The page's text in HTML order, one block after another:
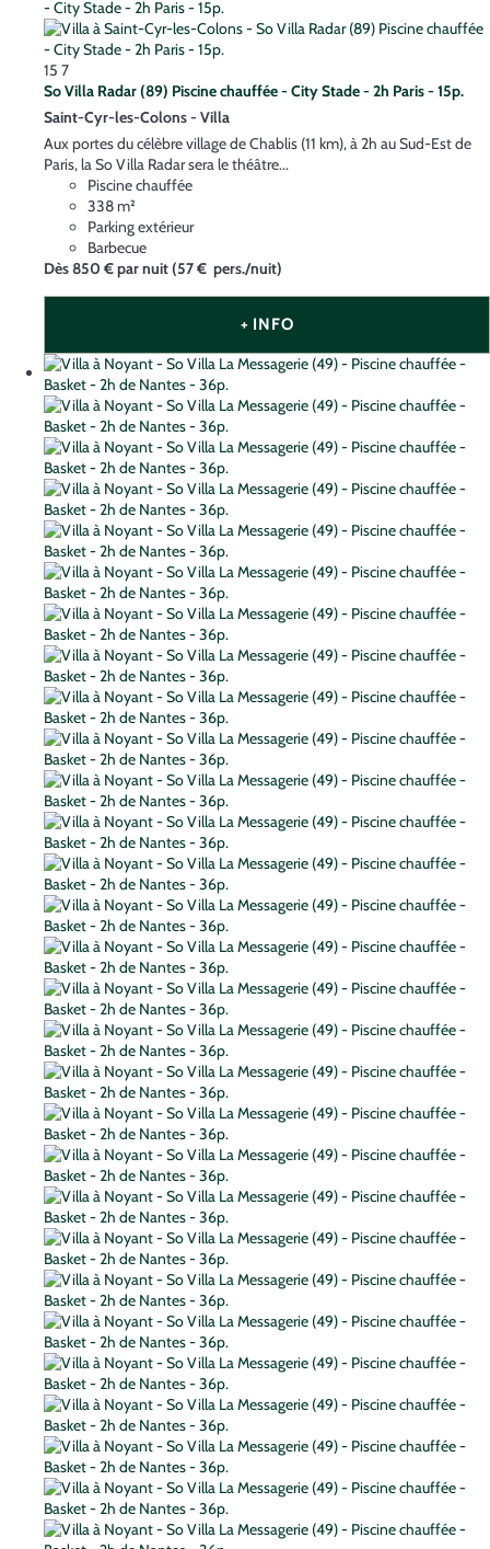
15 7
So Villa Radar (89) Piscine chauffée - City Stade - 2h Paris - 15p.
Saint-Cyr-les-Colons - Villa
Aux portes du célèbre village de Chablis (11 km), à 2h au Sud-Est de
Paris, la So Villa Radar sera le théâtre...
Piscine chauffée
338 m²
Parking extérieur
Barbecue
Dès850 €par nuit(57 € pers./nuit)
+ INFO